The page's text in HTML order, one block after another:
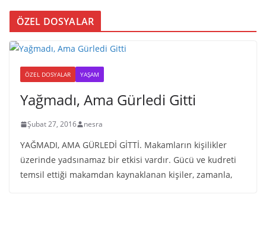
ÖZEL DOSYALAR
ÖZEL DOSYALAR YAŞAM
Yağmadı, Ama Gürledi Gitti
Şubat 27, 2016 nesra
YAĞMADI, AMA GÜRLEDİ GİTTİ. Makamların kişilikler
üzerinde yadsınamaz bir etkisi vardır. Gücü ve kudreti
temsil ettiği makamdan kaynaklanan kişiler, zamanla,